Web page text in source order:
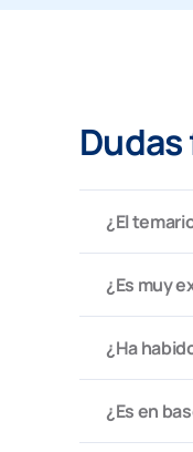
¿El
¿Es muy
¿Ha
¿Es en